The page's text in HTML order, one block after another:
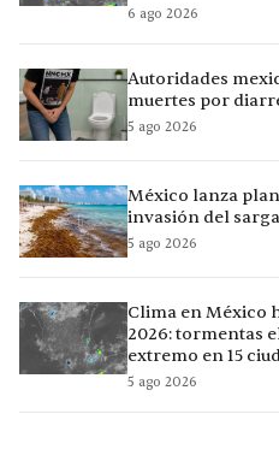
6 ago 2026
Autoridades
muertes por
5 ago 2026
México lanza
invasión del
5 ago 2026
Clima en México
2026: tormentas
extremo en 15
5 ago 2026